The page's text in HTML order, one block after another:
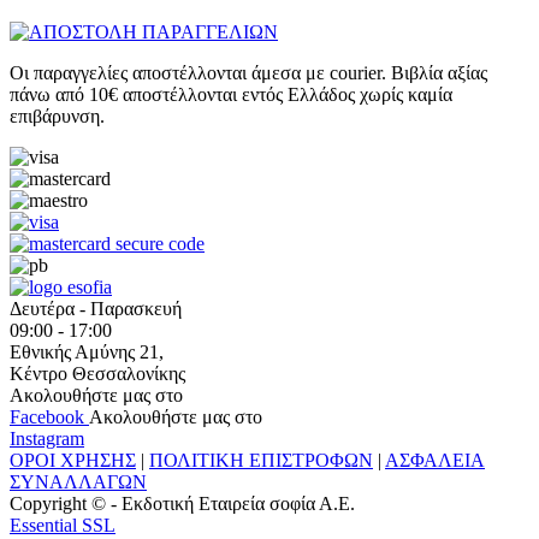
Οι παραγγελίες αποστέλλονται άμεσα με courier. Βιβλία αξίας
πάνω από 10€ αποστέλλονται εντός Ελλάδος χωρίς καμία
επιβάρυνση.
Δευτέρα - Παρασκευή
09:00 - 17:00
Εθνικής Αμύνης 21,
Κέντρο Θεσσαλονίκης
Ακολουθήστε μας στο
Facebook Ακολουθήστε μας στο
Instagram
ΟΡΟΙ ΧΡΗΣΗΣ | ΠΟΛΙΤΙΚΗ ΕΠΙΣΤΡΟΦΩΝ | ΑΣΦΑΛΕΙΑ
ΣΥΝΑΛΛΑΓΩΝ
Copyright © - Εκδοτική Εταιρεία σοφία Α.Ε.
Essential SSL